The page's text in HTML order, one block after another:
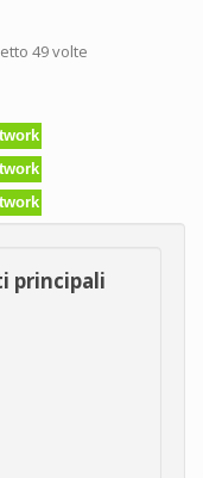
49 volte
principali